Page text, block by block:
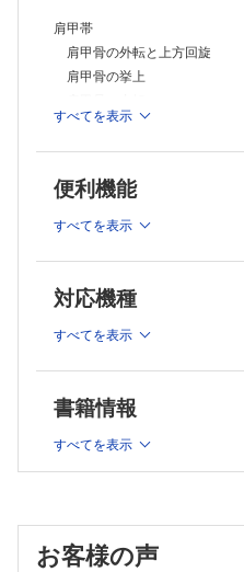
肩甲帯
肩甲骨の外転と上方回旋
肩甲骨の挙上
肩甲骨の下制，内転
肩甲骨の内転と下方回旋
肩関節の屈曲（前方挙上）
肩関節の伸展（後方挙上）
肩関節の水平内転（水平屈曲）
肩関節の内旋
肘関節の伸展
前腕
手関節の伸展（背屈）
すべてを表示
便利機能
すべてを表示
対応機種
すべてを表示
書籍情報
すべてを表示
お客様の声